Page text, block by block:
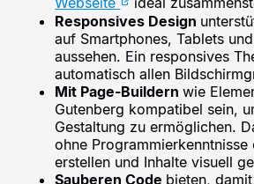
Responsives Design
auf Smartphones, Tablets
aussehen. Ein responsives
automatisch allen
Mit Page-Buildernwie
Gutenberg kompatibel sein,
Gestaltung zu ermöglichen.
ohne Programmierkenntnisse
erstellen und Inhalte visuell
Sauberen Code bieten,